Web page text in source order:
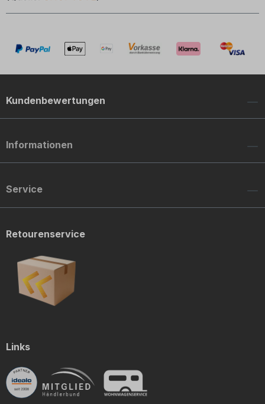
Kundenbewertungen
Informationen
Service
Retourenservice
Links